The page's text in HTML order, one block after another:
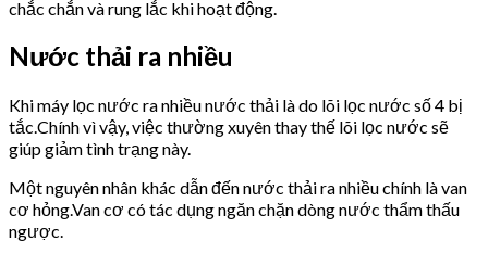
chắc chắn và rung lắc khi hoạt động.
Nước thải ra nhiều
Khi máy lọc nước ra nhiều nước thải là do lõi lọc nước số 4 bị
tắc.Chính vì vậy, việc thường xuyên thay thế lõi lọc nước sẽ
giúp giảm tình trạng này.
Một nguyên nhân khác dẫn đến nước thải ra nhiều chính là van
cơ hỏng.Van cơ có tác dụng ngăn chặn dòng nước thẩm thấu
ngược.